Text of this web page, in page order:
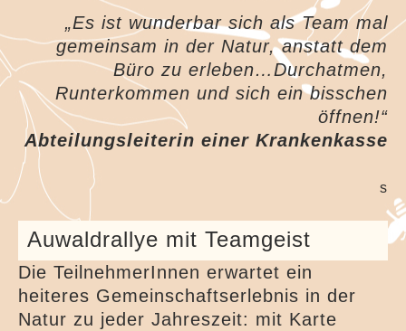
Waldferien
Bienenschule
Gästebuch
Kooperationspartner
Datenschutzerklärung
Kontakt
Über mich
„Es ist wunderbar sich als Team mal
gemeinsam in der Natur, anstatt dem
Büro zu erleben…Durchatmen,
Runterkommen und sich ein bisschen
öffnen!“
Abteilungsleiterin einer Krankenkasse
s
Auwaldrallye mit Teamgeist
Die TeilnehmerInnen erwartet ein
heiteres Gemeinschaftserlebnis in der
Natur zu jeder Jahreszeit: mit Karte